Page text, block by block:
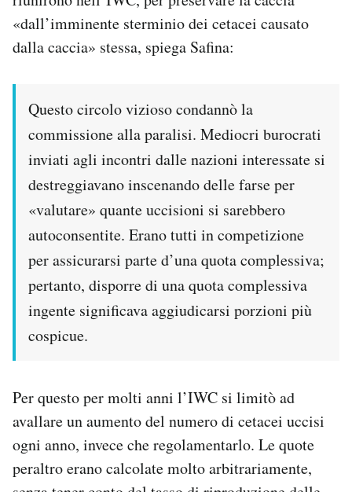
«dall’imminente sterminio dei cetacei causato
dalla caccia» stessa, spiega Safina:
Questo circolo vizioso condannò la
commissione alla paralisi. Mediocri burocrati
inviati agli incontri dalle nazioni interessate si
destreggiavano inscenando delle farse per
«valutare» quante uccisioni si sarebbero
autoconsentite. Erano tutti in competizione
per assicurarsi parte d’una quota complessiva;
pertanto, disporre di una quota complessiva
ingente significava aggiudicarsi porzioni più
cospicue.
Per questo per molti anni l’IWC si limitò ad
avallare un aumento del numero di cetacei uccisi
ogni anno, invece che regolamentarlo. Le quote
peraltro erano calcolate molto arbitrariamente,